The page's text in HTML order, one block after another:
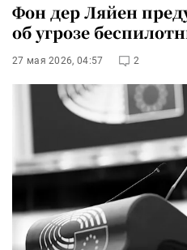
Фон дер Ляйен
об угрозе
27 мая 2026, 04:57 2